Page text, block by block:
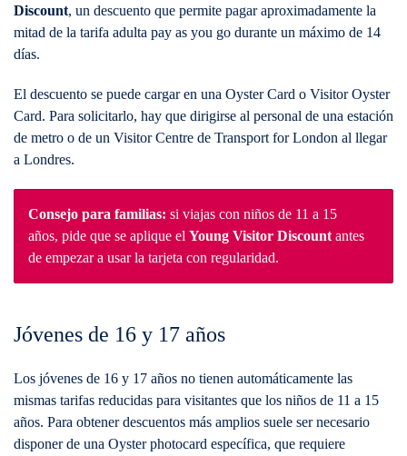
Discount, un descuento que permite pagar aproximadamente la
mitad de la tarifa adulta pay as you go durante un máximo de 14
días.
El descuento se puede cargar en una Oyster Card o Visitor Oyster
Card. Para solicitarlo, hay que dirigirse al personal de una estación
de metro o de un Visitor Centre de Transport for London al llegar
a Londres.
Consejo para familias: si viajas con niños de 11 a 15
años, pide que se aplique el Young Visitor Discount antes
de empezar a usar la tarjeta con regularidad.
Jóvenes de 16 y 17 años
Los jóvenes de 16 y 17 años no tienen automáticamente las
mismas tarifas reducidas para visitantes que los niños de 11 a 15
años. Para obtener descuentos más amplios suele ser necesario
disponer de una Oyster photocard específica, que requiere